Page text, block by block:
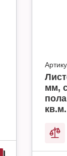
мм,
кв.м.